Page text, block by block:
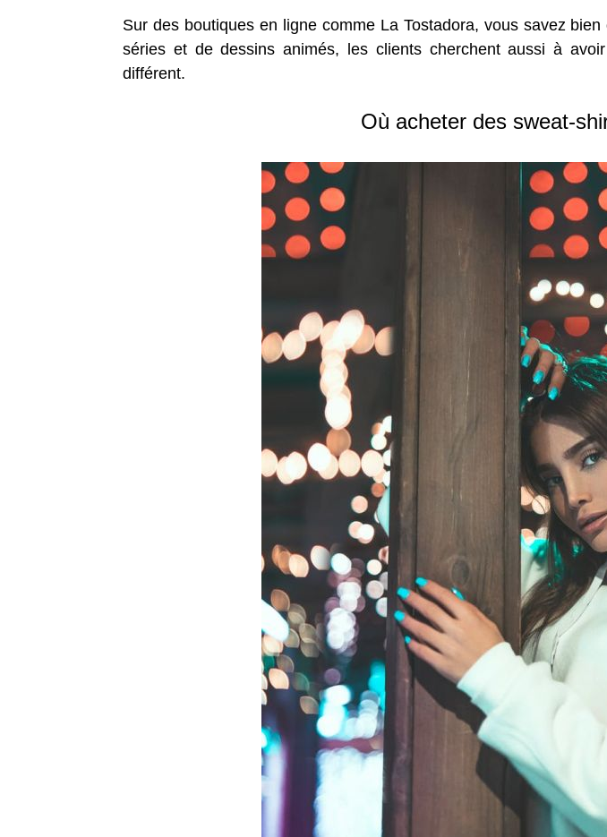
Sur des boutiques en ligne comme La Tostadora, vous savez
séries et de dessins animés, les clients cherchent aussi à
différent.
Où acheter des sweat-